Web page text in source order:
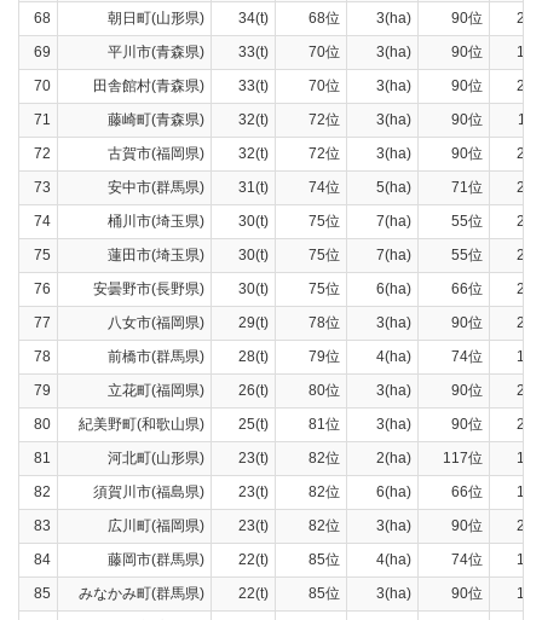
68
朝日町(山形県) 34(t) 68位 3(ha) 90位
69
平川市(青森県) 33(t) 70位 3(ha) 90位
70
田舎館村(青森県) 33(t) 70位 3(ha) 90位
71
藤崎町(青森県) 32(t) 72位 3(ha) 90位
72
古賀市(福岡県) 32(t) 72位 3(ha) 90位
73
安中市(群馬県) 31(t) 74位 5(ha) 71位
74
桶川市(埼玉県) 30(t) 75位 7(ha) 55位
75
蓮田市(埼玉県) 30(t) 75位 7(ha) 55位
76
安曇野市(長野県) 30(t) 75位 6(ha) 66位
77
八女市(福岡県) 29(t) 78位 3(ha) 90位
78
前橋市(群馬県) 28(t) 79位 4(ha) 74位
79
立花町(福岡県) 26(t) 80位 3(ha) 90位
80
紀美野町(和歌山県) 25(t) 81位 3(ha) 90位
81
河北町(山形県) 23(t) 82位 2(ha) 117位
82
須賀川市(福島県) 23(t) 82位 6(ha) 66位
83
広川町(福岡県) 23(t) 82位 3(ha) 90位
84
藤岡市(群馬県) 22(t) 85位 4(ha) 74位
85
みなかみ町(群馬県) 22(t) 85位 3(ha) 90位